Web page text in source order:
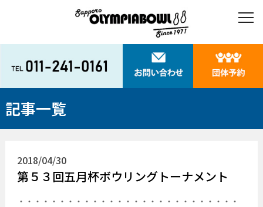
記事一覧
2018/04/30
第５３回五月杯ボウリングトーナメント
・・・・・・・・・・・・・・・・・・・・・・・・・・・